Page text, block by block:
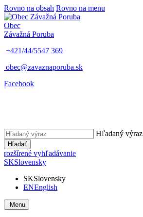
Rovno na obsah Rovno na menu
Obec
Závažná Poruba
+421/44/5547 369
obec@zavaznaporuba.sk
Facebook
Hľadaný výraz
Hľadať
rozšírené vyhľadávanie
SKSlovensky
SKSlovensky
ENEnglish
Menu